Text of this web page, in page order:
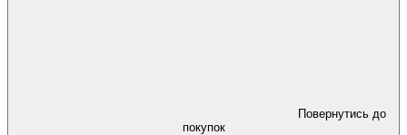
Повернутись до
покупок